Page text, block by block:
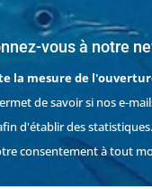
vous à notre
la mesure de
de savoir si nos e-
d'établir des
consentement à tout